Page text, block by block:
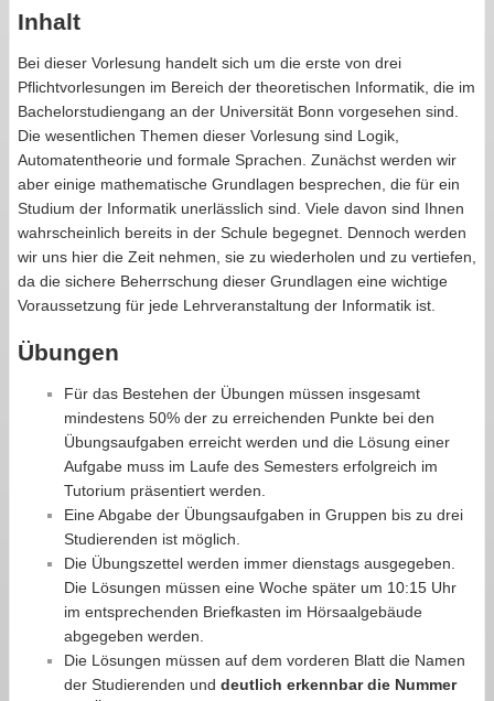
Inhalt
Bei dieser Vorlesung handelt sich um die erste von drei
Pflichtvorlesungen im Bereich der theoretischen Informatik, die im
Bachelorstudiengang an der Universität Bonn vorgesehen sind.
Die wesentlichen Themen dieser Vorlesung sind Logik,
Automatentheorie und formale Sprachen. Zunächst werden wir
aber einige mathematische Grundlagen besprechen, die für ein
Studium der Informatik unerlässlich sind. Viele davon sind Ihnen
wahrscheinlich bereits in der Schule begegnet. Dennoch werden
wir uns hier die Zeit nehmen, sie zu wiederholen und zu vertiefen,
da die sichere Beherrschung dieser Grundlagen eine wichtige
Voraussetzung für jede Lehrveranstaltung der Informatik ist.
Übungen
Für das Bestehen der Übungen müssen insgesamt
mindestens 50% der zu erreichenden Punkte bei den
Übungsaufgaben erreicht werden und die Lösung einer
Aufgabe muss im Laufe des Semesters erfolgreich im
Tutorium präsentiert werden.
Eine Abgabe der Übungsaufgaben in Gruppen bis zu drei
Studierenden ist möglich.
Die Übungszettel werden immer dienstags ausgegeben.
Die Lösungen müssen eine Woche später um 10:15 Uhr
im entsprechenden Briefkasten im Hörsaalgebäude
abgegeben werden.
Die Lösungen müssen auf dem vorderen Blatt die Namen
der Studierenden und deutlich erkennbar die Nummer